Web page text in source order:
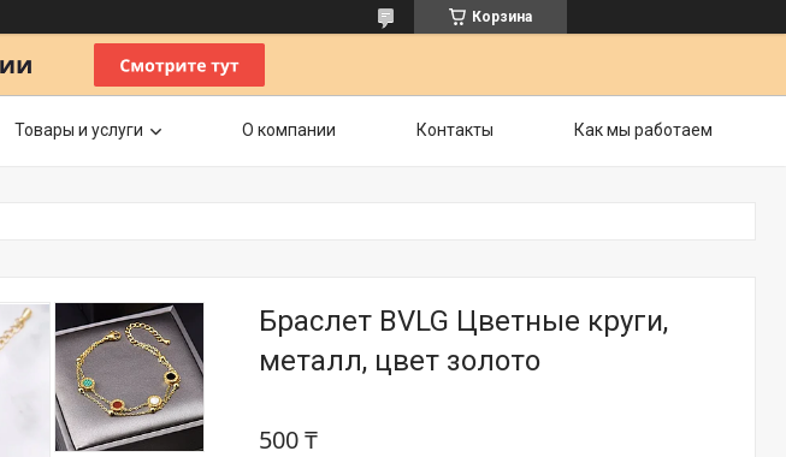
Корзина
Товары и услуги О компании Контакты Как мы работаем
Браслет BVLG Цветные круги,
металл, цвет золото
500 ₸